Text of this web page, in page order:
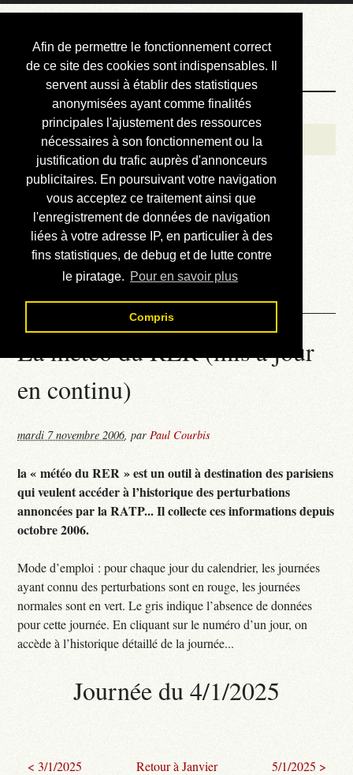
Afin de permettre le fonctionnement correct
de ce site des cookies sont indispensables. Il
servent aussi à établir des statistiques
anonymisées ayant comme finalités
principales l'ajustement des ressources
nécessaires à son fonctionnement ou la
justification du trafic auprès d'annonceurs
publicitaires. En poursuivant votre navigation
vous acceptez ce traitement ainsi que
l'enregistrement de données de navigation
liées à votre adresse IP, en particulier à des
fins statistiques, de debug et de lutte contre
le piratage. Pour en savoir plus
Compris
Courbis, « LE »
Blog Officiel
Bienvenue
Réalisations
Divers (et d’été)
Annonces
Liens externes
Téléchargement
Contact
La météo du RER (mis à jour
en continu)
mardi 7 novembre 2006,parPaul Courbis
la « météo du RER » est un outil à destination des parisiens
qui veulent accéder à l’historique des perturbations
annoncées par la RATP... Il collecte ces informations depuis
octobre 2006.
Mode d’emploi : pour chaque jour du calendrier, les journées
ayant connu des perturbations sont en rouge, les journées
normales sont en vert. Le gris indique l’absence de données
pour cette journée. En cliquant sur le numéro d’un jour, on
accède à l’historique détaillé de la journée...
Journée du 4/1/2025
< 3/1/2025
Retour à Janvier
5/1/2025 >